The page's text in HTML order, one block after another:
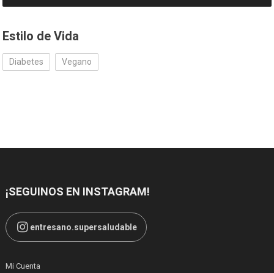
Estilo de Vida
Diabetes Vegano
¡SEGUINOS EN INSTAGRAM!
entresano.supersaludable
Mi Cuenta